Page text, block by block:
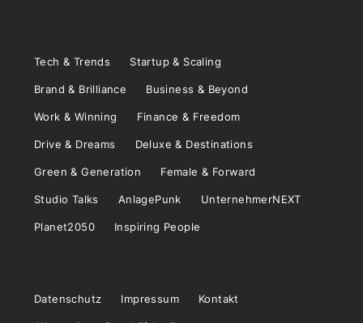
Tech & Trends Startup & Scaling
Brand & Brilliance Business & Beyond
Work & Winning Finance & Freedom
Drive & Dreams Deluxe & Destinations
Green & Generation Female & Forward
Studio Talks AnlagePunk UnternehmerNEXT
Planet2050 Inspiring People
Datenschutz Impressum Kontakt